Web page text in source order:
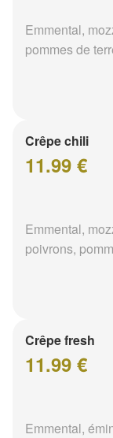
Emmental,
pommes de
Crêpe chili
11.99 €
Emmental,
poivrons,
Crêpe fresh
11.99 €
Emmental,